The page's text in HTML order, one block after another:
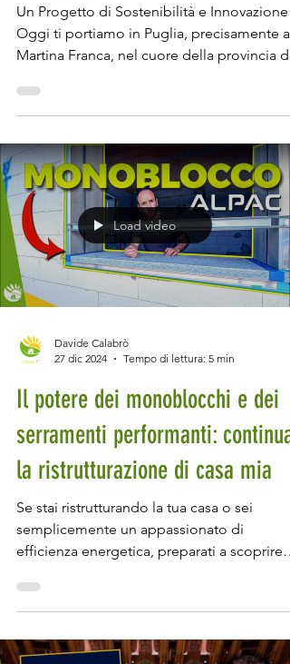
Casa Zero Gas
Un Progetto di Sostenibilità e Innovazione
Martina Franca, nel cuore della provincia
Load video
Davide Calabrò
27 dic 2024
Tempo di lettura: 5 min
Il potere dei monoblocchi e dei
serramenti performanti: continua
la ristrutturazione di casa mia
Se stai ristrutturando la tua casa o sei
efficienza energetica, preparati a scoprire
uno degli aspetti...